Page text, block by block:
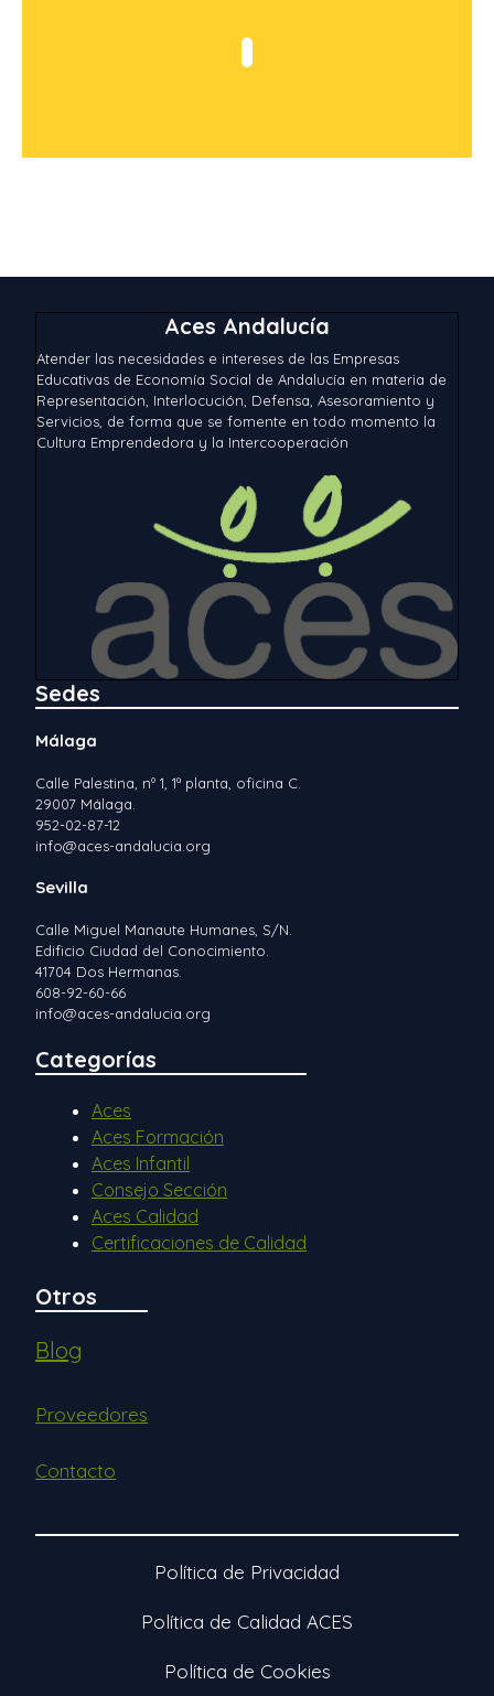
Aces Andalucía
Atender las necesidades e intereses de las Empresas
Educativas de Economía Social de Andalucía en materia de
Representación, Interlocución, Defensa, Asesoramiento y
Servicios, de forma que se fomente en todo momento la
Cultura Emprendedora y la Intercooperación
Sedes
Málaga
Calle Palestina, nº 1, 1ª planta, oficina C.
29007 Málaga.
952-02-87-12
info@aces-andalucia.org
Sevilla
Calle Miguel Manaute Humanes, S/N.
Edificio Ciudad del Conocimiento.
41704 Dos Hermanas.
608-92-60-66
info@aces-andalucia.org
Categorías
Aces
Aces Formación
Aces Infantil
Consejo Sección
Aces Calidad
Certificaciones de Calidad
Otros
Blog
Proveedores
Contacto
Política de Privacidad
Política de Calidad ACES
Política de Cookies